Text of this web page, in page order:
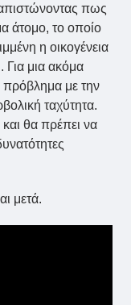
πως
άτομο, το οποίο
η οικογένεια
Για μια ακόμα
πρόβλημα με την
ταχύτητα.
και θα πρέπει να
μετά.